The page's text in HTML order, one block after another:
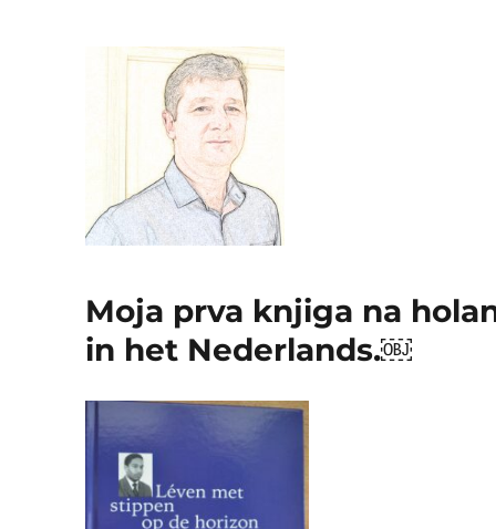
Moja prva knjiga na
in het Nederlands.￼